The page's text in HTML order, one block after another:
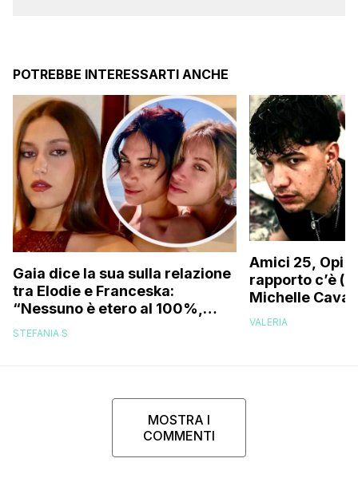
POTREBBE INTERESSARTI ANCHE
Gaia dice la sua sulla relazione
tra Elodie e Franceska:
“Nessuno è etero al 100%,
trovo folle che…”
STEFANIA S
Amici 25, Opi
rapporto c’è
Michelle
VALERIA
MOSTRA I
COMMENTI